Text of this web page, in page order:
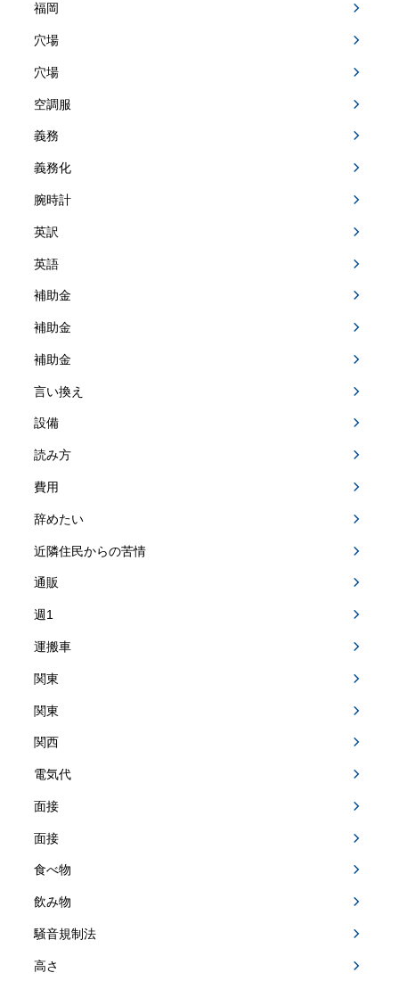
福岡
穴場
穴場
空調服
義務
義務化
腕時計
英訳
英語
補助金
補助金
補助金
言い換え
設備
読み方
費用
辞めたい
近隣住民からの苦情
通販
週1
運搬車
関東
関東
関西
電気代
面接
面接
食べ物
飲み物
騒音規制法
高さ